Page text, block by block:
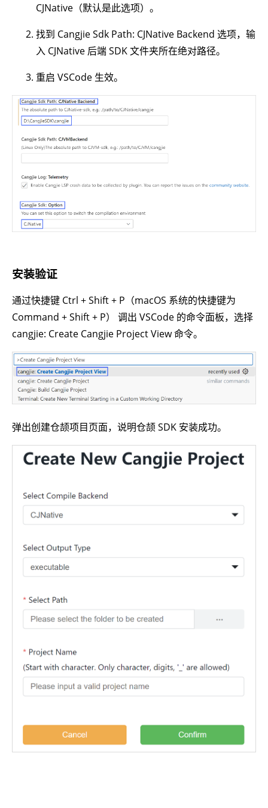
CJNative（默认是此选项）。
找到 Cangjie Sdk Path: CJNative Backend 选项，输
入 CJNative 后端 SDK 文件夹所在绝对路径。
重启 VSCode 生效。
安装验证
通过快捷键 Ctrl + Shift + P（macOS 系统的快捷键为
Command + Shift + P） 调出 VSCode 的命令面板，选择
cangjie: Create Cangjie Project View 命令。
弹出创建仓颉项目页面，说明仓颉 SDK 安装成功。